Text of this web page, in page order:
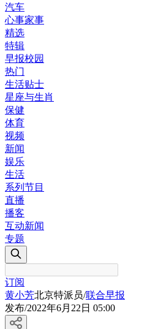
汽车
心事家事
精选
特辑
早报校园
热门
生活贴士
星座与生肖
保健
体育
视频
新闻
娱乐
生活
系列节目
直播
播客
互动新闻
专题
订阅
黄小芳北京特派员/联合早报
发布/2022年6月22日 05:00